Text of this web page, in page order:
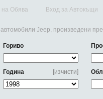
на Обява Вход за Автокъщи
Jeep, произведени
Гориво
[изчисти]
Година